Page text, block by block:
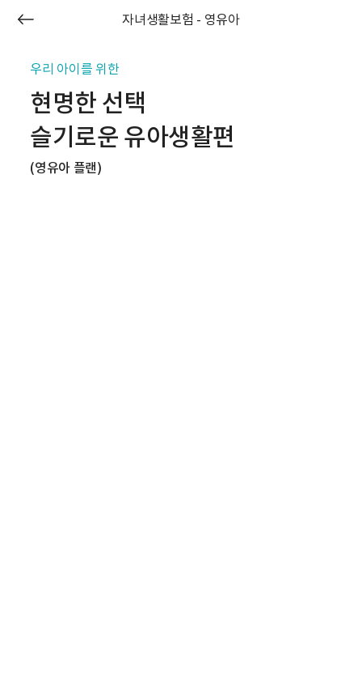
자녀생활보험 - 영유아
우리 아이를 위한
현명한 선택
슬기로운 유아생활편
(영유아 플랜)